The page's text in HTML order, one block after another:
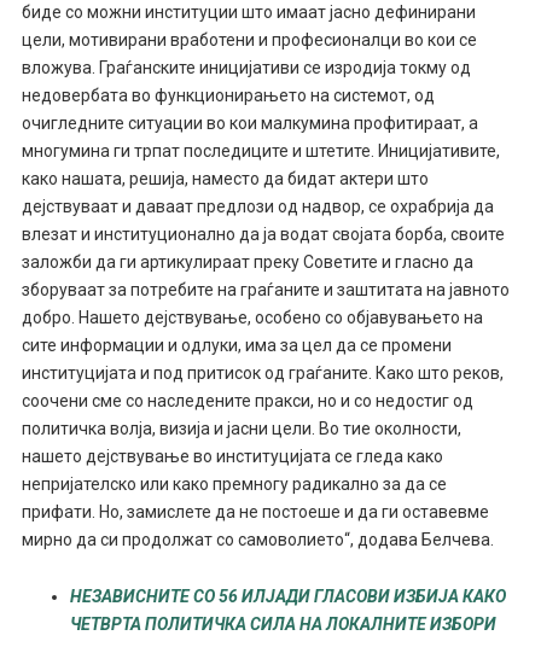
биде со можни институции што имаат јасно дефинирани
цели, мотивирани вработени и професионалци во кои се
вложува. Граѓанските иницијативи се изродија токму од
недовербата во функционирањето на системот, од
очигледните ситуации во кои малкумина профитираат, а
многумина ги трпат последиците и штетите. Иницијативите,
како нашата, решија, наместо да бидат актери што
дејствуваат и даваат предлози од надвор, се охрабрија да
влезат и институционално да ја водат својата борба, своите
заложби да ги артикулираат преку Советите и гласно да
зборуваат за потребите на граѓаните и заштитата на јавното
добро. Нашето дејствување, особено со објавувањето на
сите информации и одлуки, има за цел да се промени
институцијата и под притисок од граѓаните. Како што реков,
соочени сме со наследените пракси, но и со недостиг од
политичка волја, визија и јасни цели. Во тие околности,
нашето дејствување во институцијата се гледа како
непријателско или како премногу радикално за да се
прифати. Но, замислете да не постоеше и да ги оставевме
мирно да си продолжат со самоволието“, додава Белчева.
НЕЗАВИСНИТЕ СО 56 ИЛЈАДИ ГЛАСОВИ ИЗБИЈА КАКО
ЧЕТВРТА ПОЛИТИЧКА СИЛА НА ЛОКАЛНИТЕ ИЗБОРИ